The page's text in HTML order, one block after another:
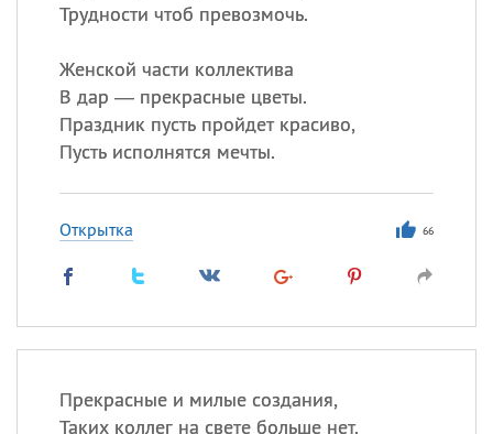
Трудности чтоб превозмочь.
Женской части коллектива
В дар — прекрасные цветы.
Праздник пусть пройдет красиво,
Пусть исполнятся мечты.
Открытка 66
Прекрасные и милые создания,
Таких коллег на свете больше нет.